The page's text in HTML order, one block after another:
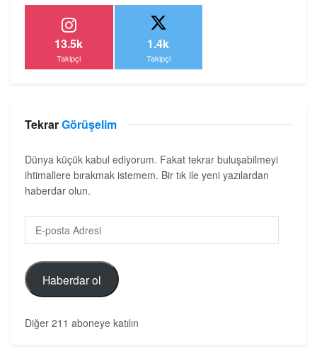
13.5k
Takipçi
1.4k
Takipçi
TekrarGörüşelim
Dünya küçük kabul ediyorum. Fakat tekrar buluşabilmeyi
ihtimallere bırakmak istemem. Bir tık ile yeni yazılardan
haberdar olun.
Haberdar ol
Diğer 211 aboneye katılın